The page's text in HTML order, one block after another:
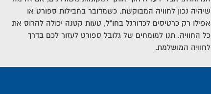
שיהיה נכון לחוויה המבוקשת. כשמדובר בחבילות ספורט או
אפילו רק כרטיסים לכדורגל בחו"ל, טעות קטנה יכולה להרוס את
כל החוויה. תנו למומחים של גלובל ספורט לעזור לכם בדרך
לחוויה המושלמת.